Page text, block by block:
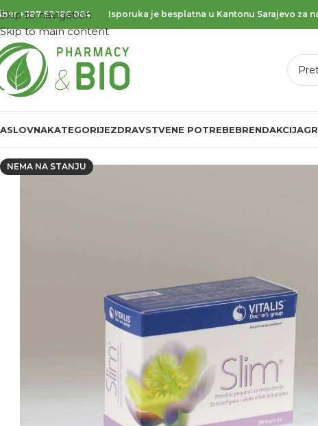
Skip to navigation
Skip to main content
+387 62 186 064 Isporuka je besplatna u Kantonu Sarajevo za
KATEGORIJEZDRAVSTVENE POTREBEBRENDAKCIJA
NEMA NA STANJU